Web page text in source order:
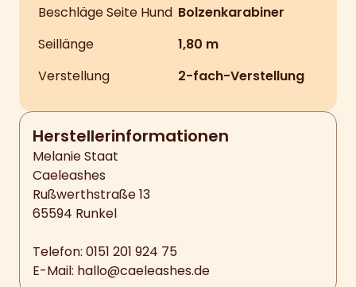
Beschläge Seite Hund Bolzenkarabiner
Seillänge
1,80 m
Verstellung
2-fach-Verstellung
Hersteller­informationen
Melanie Staat
Caeleashes
Rußwerthstraße 13
65594 Runkel
Telefon: 0151 201 924 75
E-Mail: hallo@caeleashes.de